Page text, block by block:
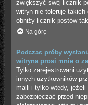
zwiększyć swój licznik
witryn nie toleruje takich
obniży licznik postów
Na górę
Podczas próby
witryna prosi mnie o
Tylko zarejestrowani
innych użytkowników
maili i tylko wtedy, jeżeli
zabezpieczać przed